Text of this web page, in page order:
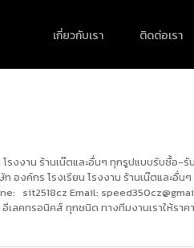
เกี่ยวกับเรา ติดต่อเรา
งาน ร้านเน๊ตและอื่นๆ ทุกรูปแบบรับซื้อ-
ค์กร โรงเรียน โรงงาน ร้านเน๊ตและ
sit2518cz Email:
ลคทรอนิคส์ ทุกชนิด ทางทีมงานเราให้